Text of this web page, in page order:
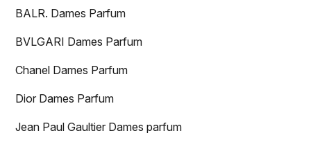
BALR. Dames Parfum
BVLGARI Dames Parfum
Chanel Dames Parfum
Dior Dames Parfum
Jean Paul Gaultier Dames parfum